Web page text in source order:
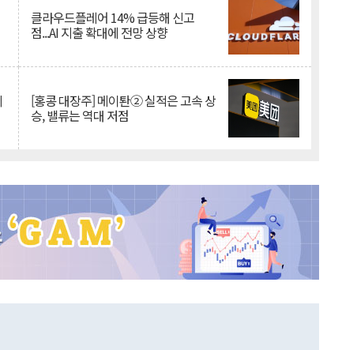
클라우드플레어 14% 급등해 신고
점...AI 지출 확대에 전망 상향
[홍콩 대장주] 메이퇀② 실적은 고속 상
승, 밸류는 역대 저점